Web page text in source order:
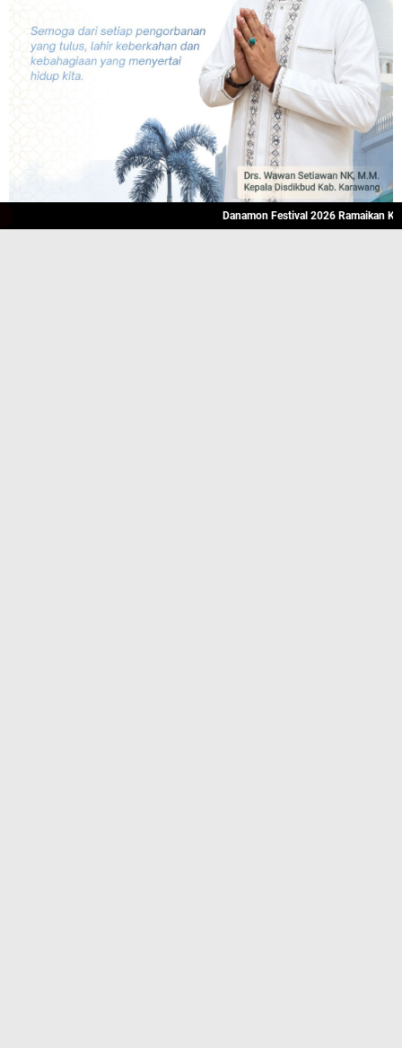
Danamon Festival 2026 Ramaikan